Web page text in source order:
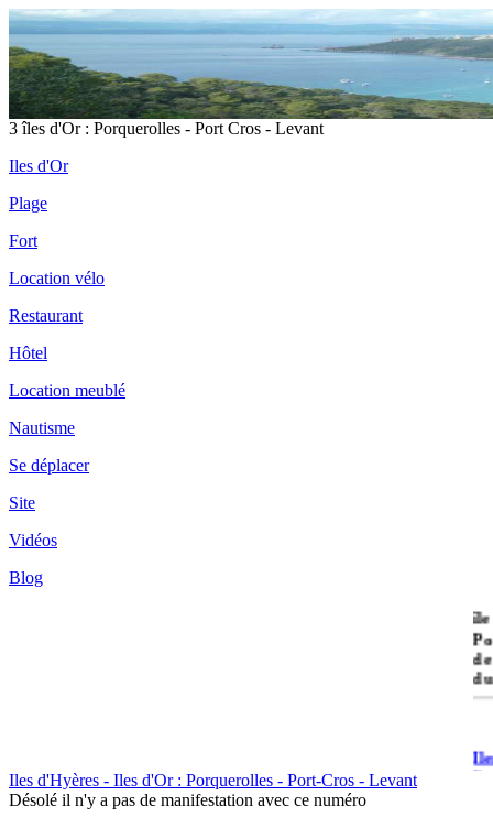
3 îles d'Or : Porquerolles - Port Cros - Levant
Iles d'Or
Plage
Fort
Location vélo
Restaurant
Hôtel
Location meublé
Nautisme
Se déplacer
Site
Vidéos
Blog
île
Iles d'Hyères - Iles d'Or : Porquerolles - Port-Cros - Levant
Désolé il n'y a pas de manifestation avec ce numéro